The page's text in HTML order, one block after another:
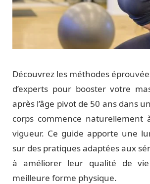
Découvrez les méthodes
d’experts pour booster votre
après l’âge pivot de 50 ans dans
corps commence naturellement
vigueur. Ce guide apporte une
sur des pratiques adaptées aux
à améliorer leur qualité de
meilleure forme physique.